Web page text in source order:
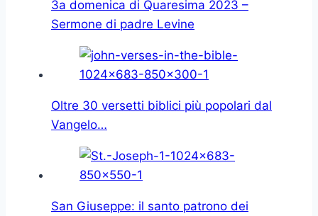
3a domenica di Quaresima 2023 –
Sermone di padre Levine
Oltre 30 versetti biblici più popolari dal
Vangelo…
San Giuseppe: il santo patrono dei